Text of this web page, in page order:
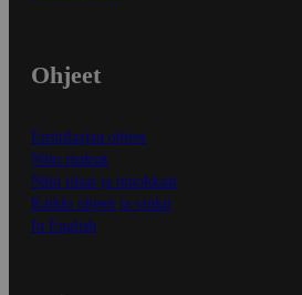
Ohjeet
Ensitilaajan ohjeet
Näin maksat
Näin tilaat ja muokkaat
Kaikki ohjeet ja vinkit
In English